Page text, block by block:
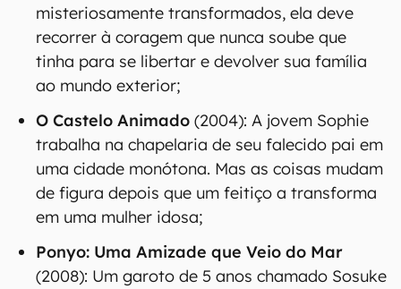
misteriosamente transformados, ela deve
recorrer à coragem que nunca soube que
tinha para se libertar e devolver sua família
ao mundo exterior;
O Castelo Animado (2004): A jovem Sophie
trabalha na chapelaria de seu falecido pai em
uma cidade monótona. Mas as coisas mudam
de figura depois que um feitiço a transforma
em uma mulher idosa;
Ponyo: Uma Amizade que Veio do Mar
(2008): Um garoto de 5 anos chamado Sosuke